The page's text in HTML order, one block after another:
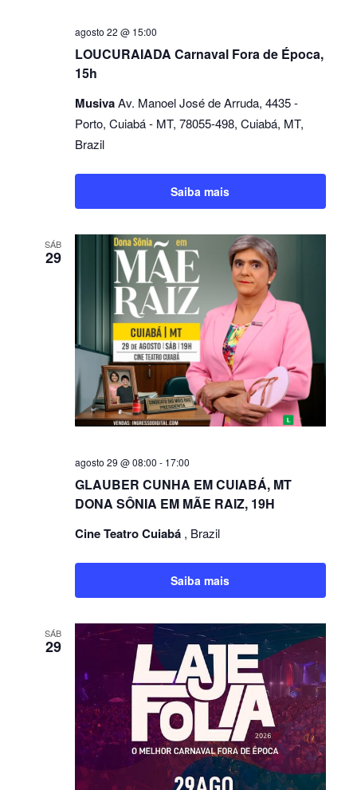
agosto 22 @ 15:00
LOUCURAIADA Carnaval Fora de Época,
15h
MusivaAv. Manoel José de Arruda, 4435 -
Porto, Cuiabá - MT, 78055-498, Cuiabá, MT,
Brazil
Saiba mais
SÁB
29
agosto 29 @ 08:00 - 17:00
GLAUBER CUNHA EM CUIABÁ, MT
DONA SÔNIA EM MÃE RAIZ, 19H
Cine Teatro Cuiabá , Brazil
Saiba mais
SÁB
29